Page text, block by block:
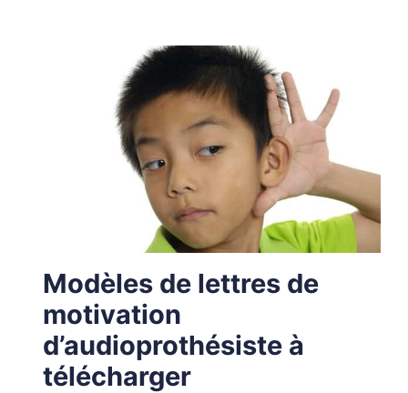
Modèles de lettres de
motivation
d’audioprothésiste à
télécharger